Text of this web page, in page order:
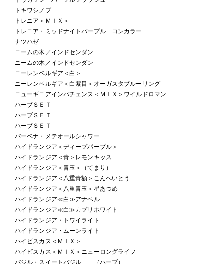
トキワシノブ
トレニア＜ＭＩＸ＞
トレニア・ミッドナイトパープル コンカラー
ナツハゼ
ニームの木／インドセンダン
ニームの木／インドセンダン
ニーレンベルギア＜白＞
ニーレンベルギア＜白紫目＞オーガスタブルーリング
ニューギニアインパチェンス＜ＭＩＸ＞ワイルドロマン
ハーブＳＥＴ
ハーブＳＥＴ
ハーブＳＥＴ
バーベナ・メテオールシャワー
ハイドランジア＜ディープパープル＞
ハイドランジア＜青＞レモンキッス
ハイドランジア＜青玉＞（てまり）
ハイドランジア＜八重青額＞こんぺいとう
ハイドランジア＜八重青玉＞星あつめ
ハイドランジア≪白≫アナベル
ハイドランジア≪白≫カプリホワイト
ハイドランジア・トワイライト
ハイドランジア・ムーンライト
ハイビスカス＜ＭＩＸ＞
ハイビスカス＜ＭＩＸ＞ニューロングライフ
バジル・スイートバジル （ハーブ）